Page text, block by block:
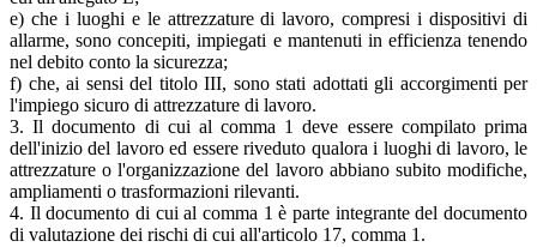
e) che i luoghi e le attrezzature di lavoro, compresi i dispositivi di
allarme, sono concepiti, impiegati e mantenuti in efficienza tenendo
nel debito conto la sicurezza;
f) che, ai sensi del titolo III, sono stati adottati gli accorgimenti per
l'impiego sicuro di attrezzature di lavoro.
3. Il documento di cui al comma 1 deve essere compilato prima
dell'inizio del lavoro ed essere riveduto qualora i luoghi di lavoro, le
attrezzature o l'organizzazione del lavoro abbiano subito modifiche,
ampliamenti o trasformazioni rilevanti.
4. Il documento di cui al comma 1 è parte integrante del documento
di valutazione dei rischi di cui all'articolo 17, comma 1.